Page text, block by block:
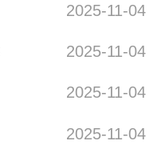
2025-11-04
2025-11-04
2025-11-04
2025-11-04